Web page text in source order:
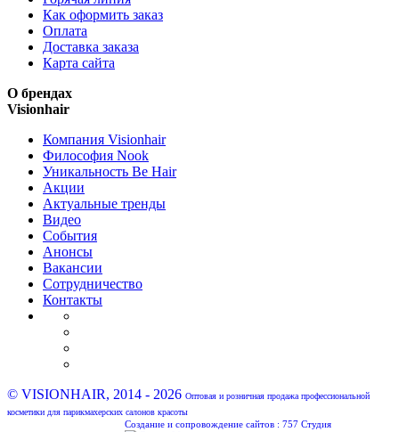
Как оформить заказ
Оплата
Доставка заказа
Карта сайта
О брендах
Visionhair
Компания Visionhair
Философия Nook
Уникальность Be Hair
Акции
Актуальные тренды
Видео
События
Анонсы
Вакансии
Сотрудничество
Контакты
© VISIONHAIR, 2014 - 2026 Оптовая и розничная продажа профессиональной
косметики для парикмахерских салонов красоты
Создание и сопровождение сайтов : 757 Студия